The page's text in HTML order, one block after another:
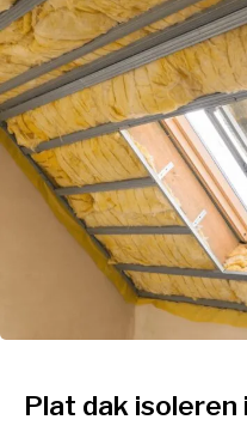
Plat dak isoleren